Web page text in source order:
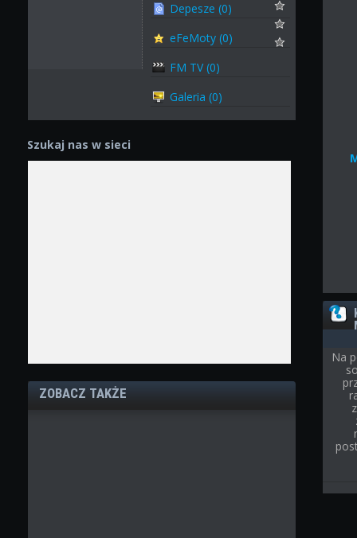
Depesze (0)
eFeMoty (0)
FM TV (0)
Galeria (0)
Szukaj nas w sieci
ZOBACZ TAKŻE
Na